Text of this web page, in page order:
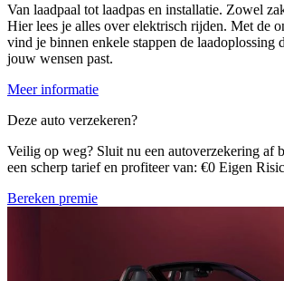
Van laadpaal tot laadpas en installatie. Zowel
Hier lees je alles over elektrisch rijden. Met de
vind je binnen enkele stappen de laadoplossing
jouw wensen past.
Meer informatie
Deze auto verzekeren?
Veilig op weg? Sluit nu een autoverzekering af
een scherp tarief en profiteer van: €0 Eigen
Bereken premie